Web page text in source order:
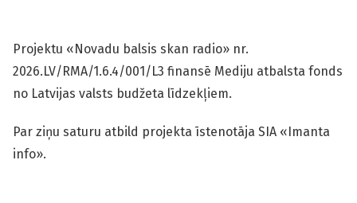
Projektu «Novadu balsis skan radio» nr.
2026.LV/RMA/1.6.4/001/L3 finansē Mediju atbalsta fonds
no Latvijas valsts budžeta līdzekļiem.
Par ziņu saturu atbild projekta īstenotāja SIA «Imanta
info».